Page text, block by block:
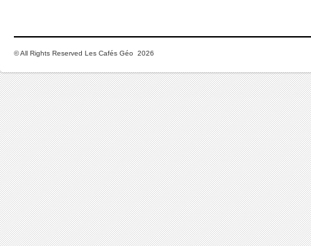
© All Rights Reserved Les Cafés Géo 2026